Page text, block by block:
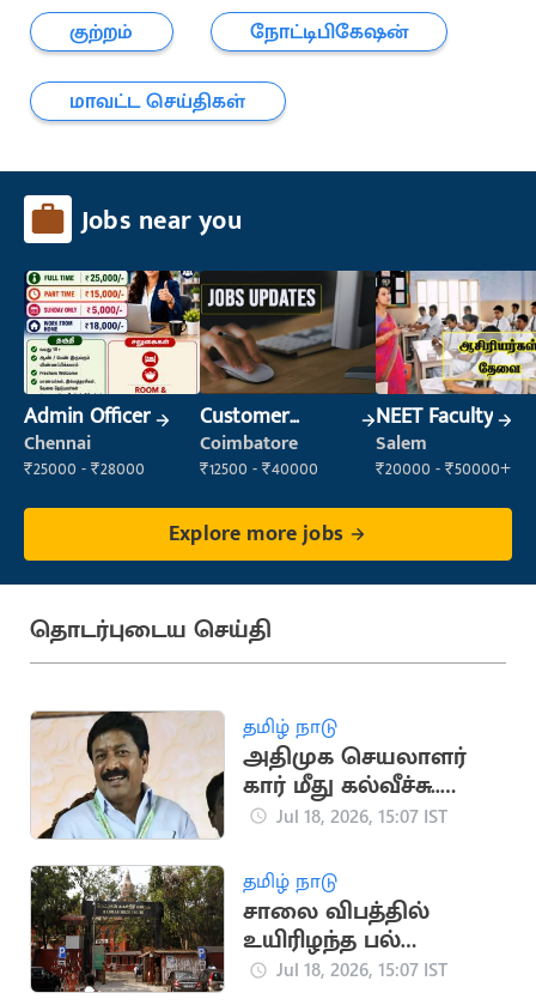
குற்றம்
நோட்டிபிகேஷன்
மாவட்ட செய்திகள்
Jobs near you
Admin Officer
Chennai
₹25000 - ₹28000
Customer
Support Officer
Coimbatore
₹12500 - ₹40000
NEET Faculty
Salem
₹20000 - ₹50000+
Explore more jobs
தொடர்புடைய செய்தி
தமிழ் நாடு
அதிமுக செயலாளர்
கார் மீது கல்வீச்சு..
சி.வி.சண்முகம் மீது
Jul 18, 2026, 15:07 IST
தமிழ் நாடு
சாலை விபத்தில்
உயிரிழந்த பல்
மருத்துவரின்
Jul 18, 2026, 15:07 IST